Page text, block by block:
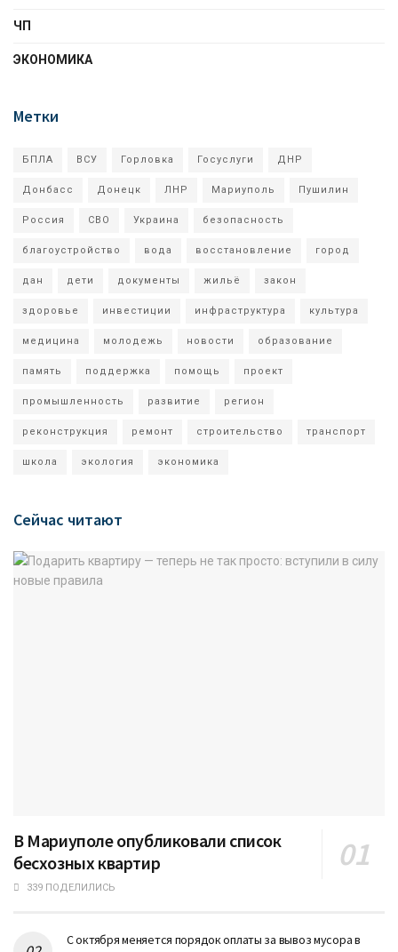
ЧП
ЭКОНОМИКА
Метки
БПЛА ВСУ Горловка Госуслуги ДНР
Донбасс Донецк ЛНР Мариуполь Пушилин
Россия СВО Украина безопасность
благоустройство вода восстановление город
дан дети документы жильё закон
здоровье инвестиции инфраструктура культура
медицина молодежь новости образование
память поддержка помощь проект
промышленность развитие регион
реконструкция ремонт строительство транспорт
школа экология экономика
Сейчас читают
В Мариуполе опубликовали список
бесхозных квартир
339 ПОДЕЛИЛИСЬ
С октября меняется порядок оплаты за вывоз мусора в